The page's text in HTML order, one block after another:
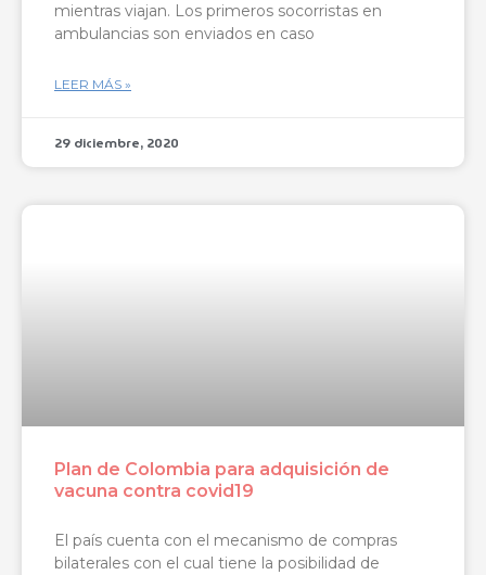
mientras viajan. Los primeros socorristas en
ambulancias son enviados en caso
LEER MÁS »
29 diciembre, 2020
Plan de Colombia para adquisición de
vacuna contra covid19
El país cuenta con el mecanismo de compras
bilaterales con el cual tiene la posibilidad de